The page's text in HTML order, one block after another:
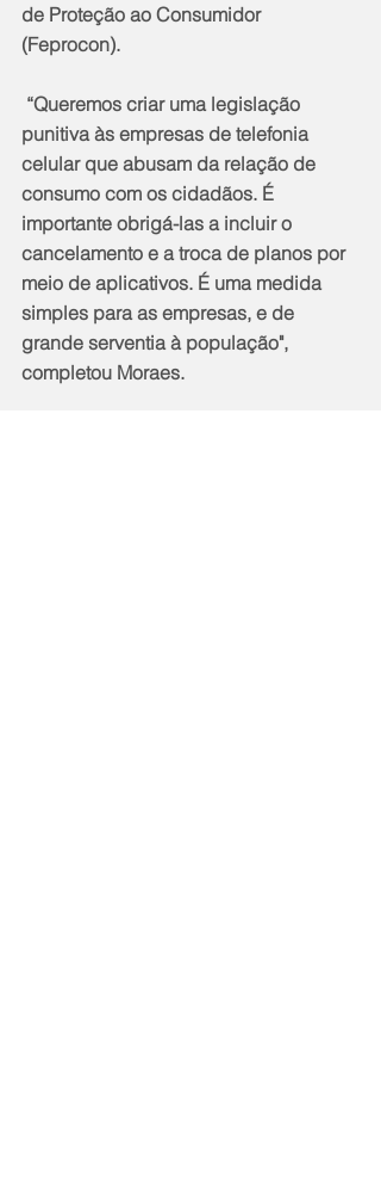
de Proteção ao Consumidor
(Feprocon).
punitiva às empresas de telefonia
celular que abusam da relação de
consumo com os cidadãos. É
importante obrigá-las a incluir o
cancelamento e a troca de planos por
meio de aplicativos. É uma medida
simples para as empresas, e de
grande serventia à população",
completou Moraes.